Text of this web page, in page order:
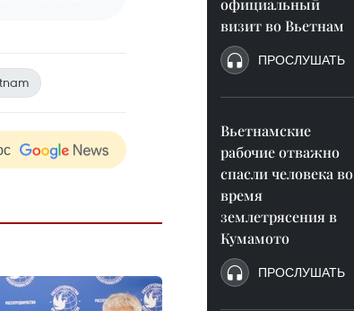
официальный
визит во Вьетнам
ПРОСЛУШАТЬ
Вьетнамские
рабочие отважно
спасли человека во
время
землетрясения в
Кумамото
ПРОСЛУШАТЬ